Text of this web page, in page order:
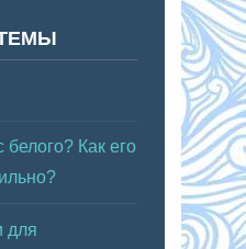
белого? Как его
для